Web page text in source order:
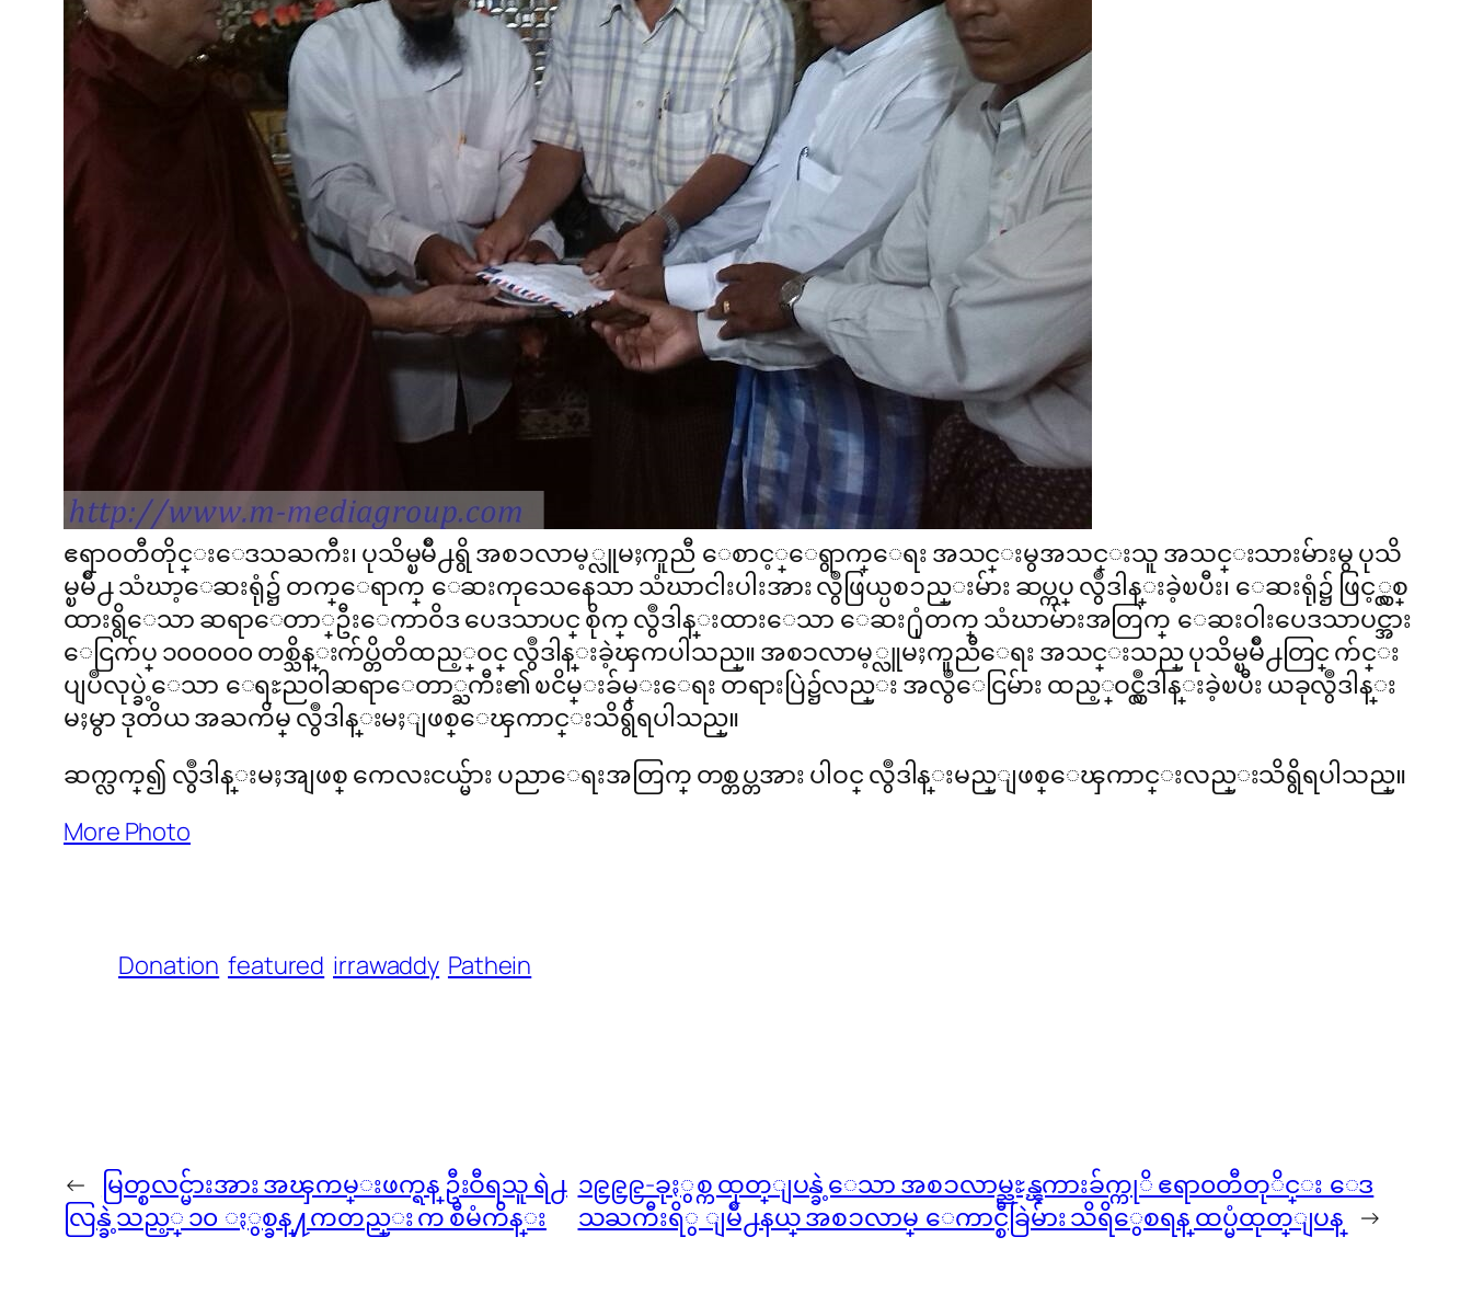
ဧရာဝတီတိုင္းေဒသႀကီး၊ ပုသိမ္ၿမိဳ႕ရွိ အစၥလာမ့္လူမႈကူညီ ေစာင့္ေရွာက္ေရး အသင္းမွအသင္းသူ အသင္းသားမ်ားမွ ပုသိ
မ္ၿမိဳ႕ သံဃာ့ေဆးရုံ၌ တက္ေရာက္ ေဆးကုသေနေသာ သံဃာငါးပါးအား လွဳဖြယ္ပစၥည္းမ်ား ဆပ္ကပ္ လွဳဒါန္းခဲ့ၿပီး၊ ေဆးရုံ၌ ဖြင့္လွစ္
ထားရွိေသာ ဆရာေတာ္ဦးေကာဝိဒ ပေဒသာပင္ စိုက္ လွဳဒါန္းထားေသာ ေဆး႐ုံတက္ သံဃာမ်ားအတြက္ ေဆးဝါးပေဒသာပင္အား
ေငြက်ပ္ ၁၀၀၀၀၀ တစ္သိန္းက်ပ္တိတိထည့္ဝင္ လွဳဒါန္းခဲ့ၾကပါသည္။ အစၥလာမ့္လူမႈကူညီေရး အသင္းသည္ ပုသိမ္ၿမိဳ႕တြင္ က်င္း
ပျပဳလုပ္ခဲ့ေသာ ေရႊညဝါဆရာေတာ္ႀကီး၏ ၿငိမ္းခ်မ္းေရး တရားပြဲ၌လည္း အလွဳေငြမ်ား ထည့္ဝင္လွဳဒါန္းခဲ့ၿပီး ယခုလွဳဒါန္း
မႈမွာ ဒုတိယ အႀကိမ္ လွဳဒါန္းမႈျဖစ္ေၾကာင္းသိရွိရပါသည္။
ဆက္လက္၍ လွဳဒါန္းမႈအျဖစ္ ကေလးငယ္မ်ား ပညာေရးအတြက္ တစ္တပ္တအား ပါဝင္ လွဳဒါန္းမည္ျဖစ္ေၾကာင္းလည္းသိရွိရပါသည္။
More Photo
Donation featured irrawaddy Pathein
← မြတ္စလင္မ်ားအား အၾကမ္းဖက္ရန္ ဦးဝီရသူ ရဲ႕
လြန္ခဲ့သည့္ ၁၀ ႏွစ္ခန္႔ကတည္း က စီမံကိန္း
၁၉၉၉-ခုႏွစ္က ထုတ္ျပန္ခဲ့ေသာ အစၥလာမ္ညႊန္ၾကားခ်က္ကုိ ဧရာ၀တီတုိင္း ေဒ
သႀကီးရိွ ျမိဳ႕နယ္ အစၥလာမ္ ေကာင္စီခြဲမ်ား သိရိွေစရန္ ထပ္မံထုတ္ျပန္ →